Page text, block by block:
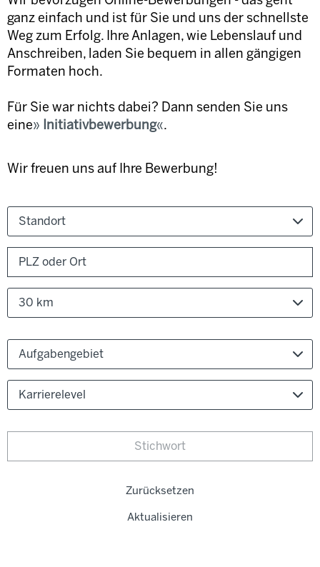
ganz einfach und ist für Sie und uns der schnellste
Weg zum Erfolg. Ihre Anlagen, wie Lebenslauf und
Anschreiben, laden Sie bequem in allen gängigen
Formaten hoch.
Für Sie war nichts dabei? Dann senden Sie uns
eine
Initiativbewerbung .
Wir freuen uns auf Ihre Bewerbung!
Standort
30 km
Aufgabengebiet
Karrierelevel
Zurücksetzen
Aktualisieren